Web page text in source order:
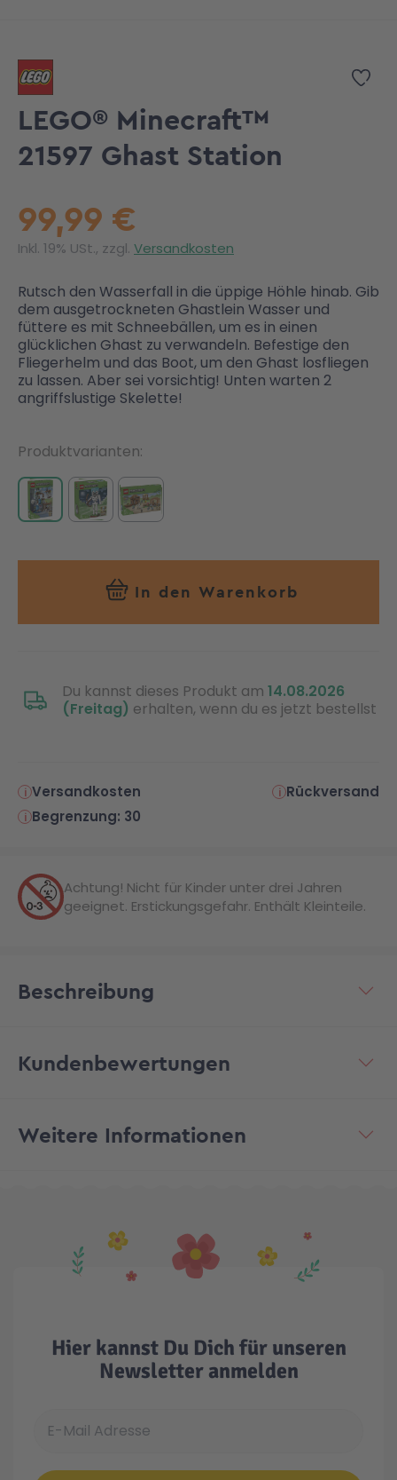
Zur
LEGO® Minecraft™
21597 Ghast Station
99,99 €
Inkl. 19% USt., zzgl. Versandkosten
Rutsch den Wasserfall in die üppige Höhle hinab. Gib
dem ausgetrockneten Ghastlein Wasser und
füttere es mit Schneebällen, um es in einen
glücklichen Ghast zu verwandeln. Befestige den
Fliegerhelm und das Boot, um den Ghast losfliegen
zu lassen. Aber sei vorsichtig! Unten warten 2
angriffslustige Skelette!
In den Warenkorb
Du kannst dieses Produkt am 14.08.2026
(Freitag) erhalten, wenn du es jetzt bestellst
Produktvarianten
Versandkosten
Rückversand
Begrenzung: 30
Achtung! Nicht für Kinder unter drei Jahren
geeignet. Erstickungsgefahr. Enthält Kleinteile.
Beschreibung
Kundenbewertungen
Weitere Informationen
Hier kannst Du Dich für unseren
Newsletter anmelden